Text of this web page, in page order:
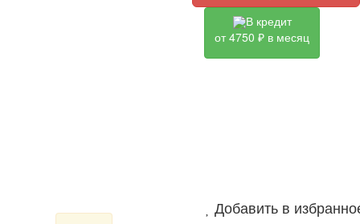
В кредит
от 4750 ₽ в месяц
Добавить в